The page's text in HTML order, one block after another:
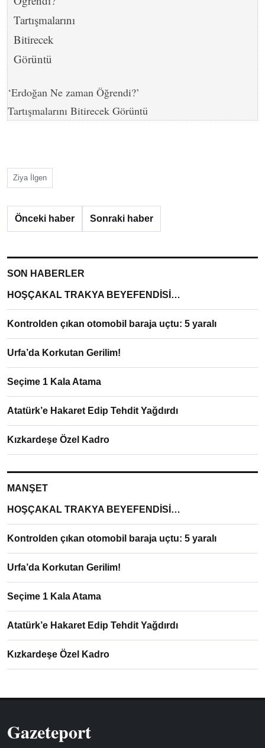
‘Erdoğan Ne zaman Öğrendi?’
Tartışmalarını Bitirecek Görüntü
Ziya İlgen
Önceki haber Sonraki haber
SON HABERLER
HOŞÇAKAL TRAKYA BEYEFENDİSİ…
Kontrolden çıkan otomobil baraja uçtu: 5 yaralı
Urfa’da Korkutan Gerilim!
Seçime 1 Kala Atama
Atatürk’e Hakaret Edip Tehdit Yağdırdı
Kızkardeşe Özel Kadro
MANŞET
HOŞÇAKAL TRAKYA BEYEFENDİSİ…
Kontrolden çıkan otomobil baraja uçtu: 5 yaralı
Urfa’da Korkutan Gerilim!
Seçime 1 Kala Atama
Atatürk’e Hakaret Edip Tehdit Yağdırdı
Kızkardeşe Özel Kadro
Gazeteport